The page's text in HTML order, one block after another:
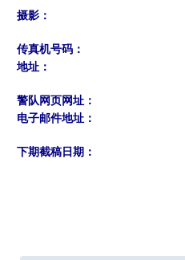
摄影：
传真机号码：
地址：
警队网页网址：
电子邮件地址：
下期截稿日期：